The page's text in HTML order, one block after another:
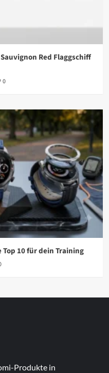
Red Flaggschiff
0
10 für dein Training
Produkte in